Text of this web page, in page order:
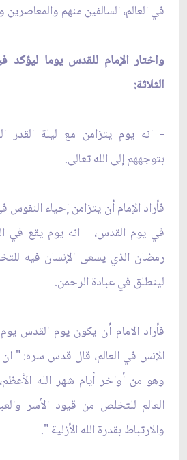
في العالم، السالفين منهم والمعاصرين
واختار الإمام للقدس يوما
الثلاثة:
- انه يوم يتزامن مع ليلة القدر
بتوجههم إلى الله تعالى.
فأراد الإمام أن يتزامن إحياء النفوس
في يوم القدس، - انه يوم يقع في
رمضان الذي يسعى الإنسان فيه
لينطلق في عبادة الرحمن.
فأراد الامام أن يكون يوم القدس
الإنس في العالم، قال قدس سره: "
وهو من أواخر أيام شهر الله
العالم للتخلص من قيود الأسر
والارتباط بقدرة الله الأزلية ".